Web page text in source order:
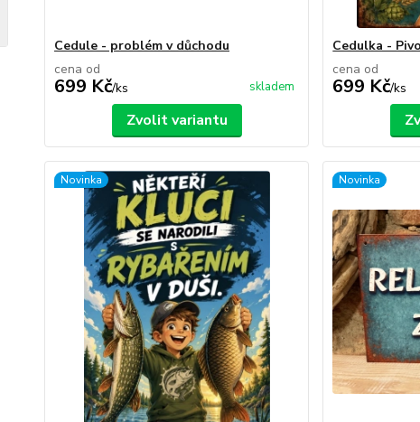
Cedule - problém v důchodu
cena od
699 Kč/ks skladem
Zvolit variantu
Cedulka -
cena od
699 Kč/ks
Novinka Novinka